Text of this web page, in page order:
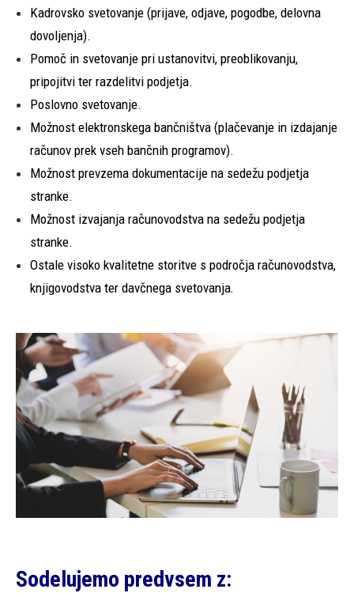
Kadrovsko svetovanje (prijave, odjave, pogodbe, delovna
dovoljenja).
Pomoč in svetovanje pri ustanovitvi, preoblikovanju,
pripojitvi ter razdelitvi podjetja.
Poslovno svetovanje.
Možnost elektronskega bančništva (plačevanje in izdajanje
računov prek vseh bančnih programov).
Možnost prevzema dokumentacije na sedežu podjetja
stranke.
Možnost izvajanja računovodstva na sedežu podjetja
stranke.
Ostale visoko kvalitetne storitve s področja računovodstva,
knjigovodstva ter davčnega svetovanja.
Sodelujemo predvsem z: